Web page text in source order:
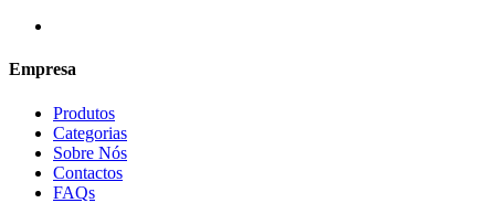
Empresa
Produtos
Categorias
Sobre Nós
Contactos
FAQs